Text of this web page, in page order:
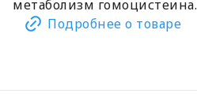
метаболизм гомоцистеина.
Подробнее о товаре